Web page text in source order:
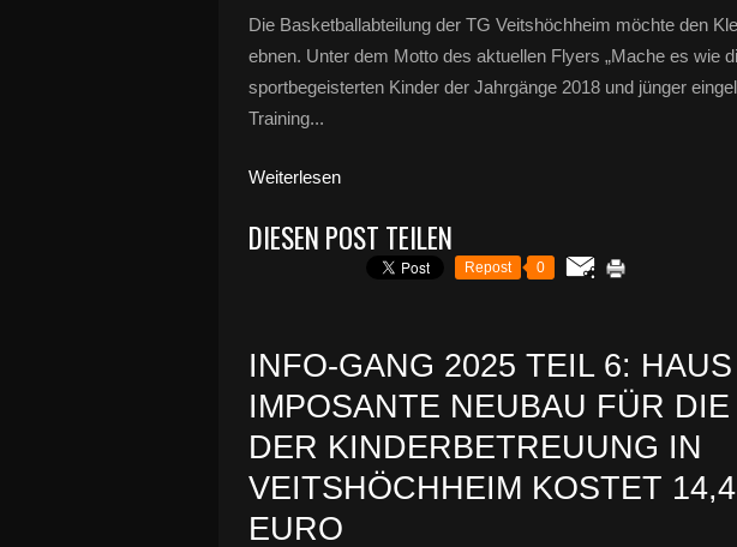
Die Basketballabteilung der TG Veitshöchheim möchte den
ebnen. Unter dem Motto des aktuellen Flyers „Mache es wie
sportbegeisterten Kinder der Jahrgänge 2018 und jünger
Training...
Weiterlesen
DIESEN POST TEILEN
Repost 0
INFO-GANG 2025 TEIL 6:
IMPOSANTE NEUBAU FÜR
DER KINDERBETREUUNG IN
VEITSHÖCHHEIM KOSTET
EURO